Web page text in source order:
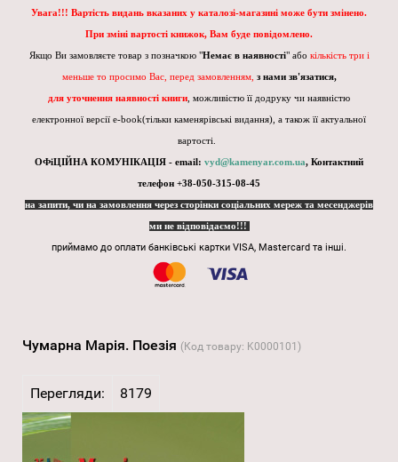
Увага!!! Вартість видань вказаних у каталозі-магазині може бути змінено.
При зміні вартості книжок, Вам буде повідомлено.
Якщо Ви замовляєте товар з позначкою "Немає в наявності" або кількість три і
меньше то просимо Вас, перед замовленням, з нами зв'язатися,
для уточнення наявності книги , можливістю її додруку чи наявністю
електронної версії e-book(тільки каменярівські видання), а також її актуальної
вартості.
ОФіЦІЙНА КОМУНІКАЦІЯ - email: vyd@kamenyar.com.ua, Контактний
телефон +38-050-315-08-45
на запити, чи на замовлення через сторінки соціальних мереж та месенджерів
ми не відповідаємо!!!
приймамо до оплати банківські картки VISA, Mastercard та інші.
Чумарна Марія. Поезія (Код товару: K0000101 )
Перегляди: 8179